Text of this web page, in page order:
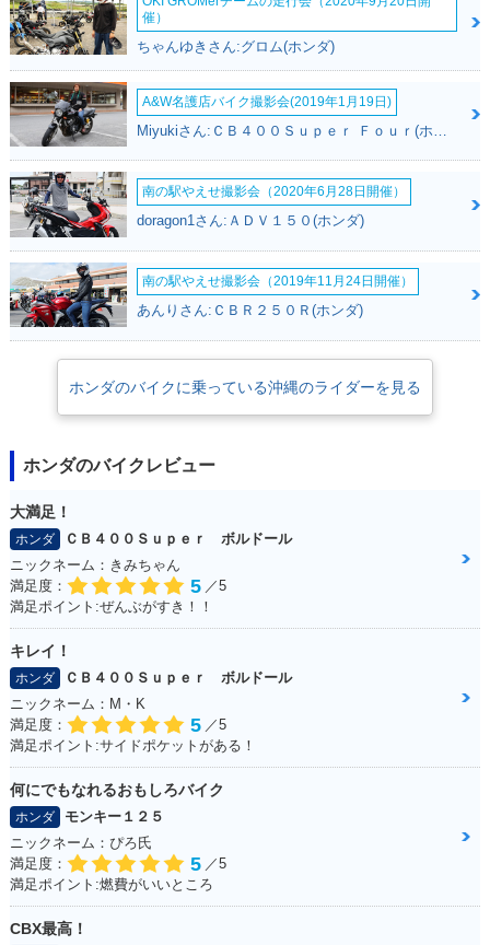
2004年 Ape50・追
加
2003年 Ape50 Del
uxe・カラーチェン
2002年 Ape50・カ
ラーチェンジ
2002年 Ape50 Spe
cial・特別・限定仕
2001年 Ape50 Del
uxe・追加
2001年 Ape50・新
登場
催）
ちゃんゆきさん:グロム(ホンダ)
A&W名護店バイク撮影会(2019年1月19日)
南の駅やえせ撮影会（2020年6月28日開催）
doragon1さん:ＡＤＶ１５０(ホンダ)
南の駅やえせ撮影会（2019年11月24日開催）
あんりさん:ＣＢＲ２５０Ｒ(ホンダ)
ホンダのバイクに乗っている沖縄のライダーを見る
ホンダのバイクレビュー
大満足！
ホンダ
ＣＢ４００Ｓｕｐｅｒ ボルドール
ニックネーム：きみちゃん
満足度：
5 ／5
満足ポイント:ぜんぶがすき！！
キレイ！
ホンダ
ＣＢ４００Ｓｕｐｅｒ ボルドール
ニックネーム：M・K
満足度：
5 ／5
満足ポイント:サイドポケットがある！
何にでもなれるおもしろバイク
ホンダ
モンキー１２５
ニックネーム：ぴろ氏
満足度：
5 ／5
満足ポイント:燃費がいいところ
CBX最高！